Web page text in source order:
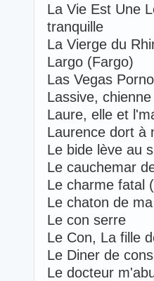
La Vie Est Une
tranquille
La Vierge du
Largo (Fargo)
Las Vegas
Lassive,
Laure, elle et
Laurence dort
Le bide lève au
Le cauchemar
Le charme
Le chaton de
Le con serre
Le Con, La fille
Le Diner de
Le docteur